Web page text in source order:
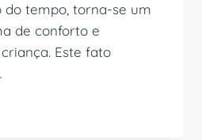
do tempo, torna-se um
de conforto e
Este fato